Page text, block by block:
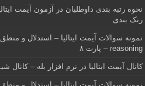
رنک بندی
reasoning – پارت ۸
کانال آیمت ایتالیا در نرم افزار بله – کانال